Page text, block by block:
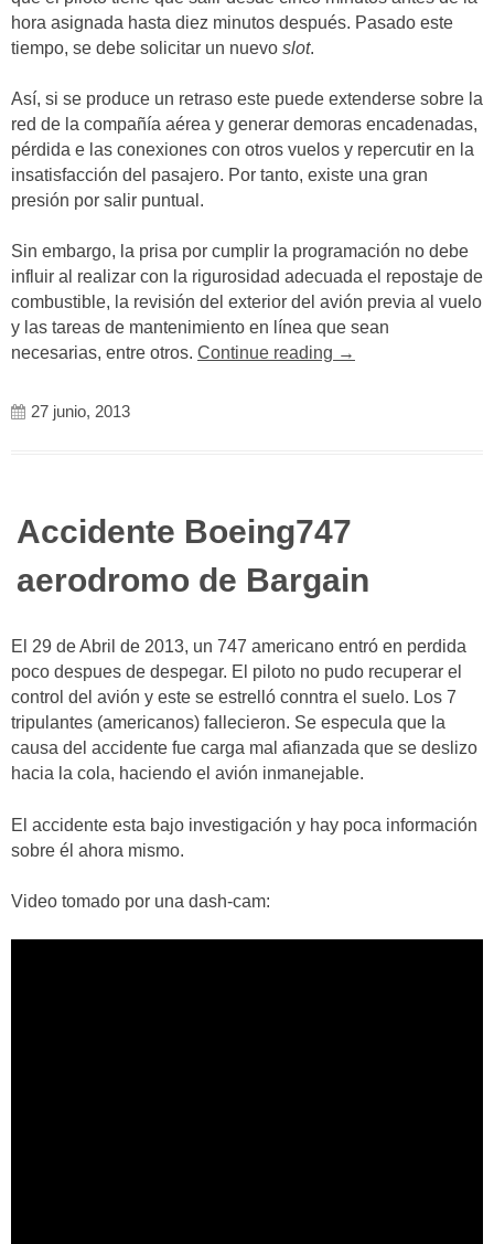
hora asignada hasta diez minutos después. Pasado este
tiempo, se debe solicitar un nuevo slot.
Así, si se produce un retraso este puede extenderse sobre la
red de la compañía aérea y generar demoras encadenadas,
pérdida e las conexiones con otros vuelos y repercutir en la
insatisfacción del pasajero. Por tanto, existe una gran
presión por salir puntual.
Sin embargo, la prisa por cumplir la programación no debe
influir al realizar con la rigurosidad adecuada el repostaje de
combustible, la revisión del exterior del avión previa al vuelo
y las tareas de mantenimiento en línea que sean
necesarias, entre otros. Continue reading «Tiempo
→
27 junio, 2013
Accidente Boeing747
aerodromo de Bargain
El 29 de Abril de 2013, un 747 americano entró en perdida
poco despues de despegar. El piloto no pudo recuperar el
control del avión y este se estrelló conntra el suelo. Los 7
tripulantes (americanos) fallecieron. Se especula que la
causa del accidente fue carga mal afianzada que se deslizo
hacia la cola, haciendo el avión inmanejable.
El accidente esta bajo investigación y hay poca información
sobre él ahora mismo.
Video tomado por una dash-cam: